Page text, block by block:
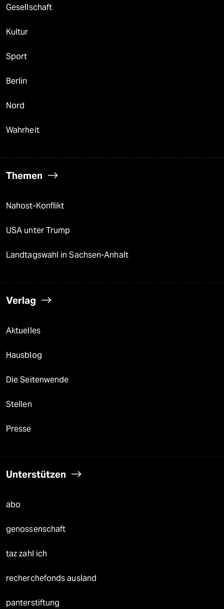
Gesellschaft
Kultur
Sport
Berlin
Nord
Wahrheit
Themen
Nahost-Konflikt
USA unter Trump
Landtagswahl in Sachsen-Anhalt
Verlag
Aktuelles
Hausblog
Die Seitenwende
Stellen
Presse
Unterstützen
abo
genossenschaft
taz zahl ich
recherchefonds ausland
panterstiftung